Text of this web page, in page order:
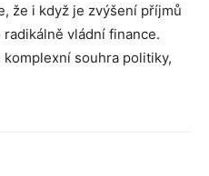
že i když je zvýšení příjmů
vládní finance.
souhra politiky,